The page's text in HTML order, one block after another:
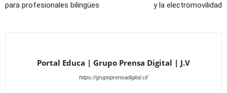
para profesionales bilingües
y la electromovilidad
Portal Educa | Grupo Prensa Digital | J.V
https://grupoprensadigital.cl/